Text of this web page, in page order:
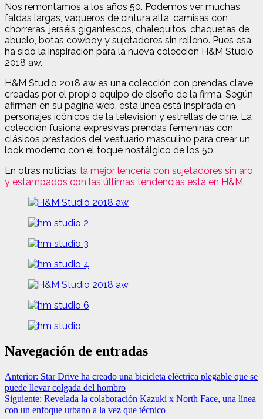
Nos remontamos a los años 50. Podemos ver muchas
faldas largas, vaqueros de cintura alta, camisas con
chorreras, jerséis gigantescos, chalequitos, chaquetas de
abuelo, botas cowboy y sujetadores sin relleno. Pues esa
ha sido la inspiración para la nueva colección H&M Studio
2018 aw.
H&M Studio 2018 aw es una colección con prendas clave,
creadas por el propio equipo de diseño de la firma. Según
afirman en su página web, esta línea está inspirada en
personajes icónicos de la televisión y estrellas de cine. La
colección fusiona expresivas prendas femeninas con
clásicos prestados del vestuario masculino para crear un
look moderno con el toque nostálgico de los 50.
En otras noticias, la mejor lencería con sujetadores sin aro
y estampados con las últimas tendencias está en H&M.
Navegación de entradas
Anterior: Star Drive ha creado una bicicleta eléctrica plegable que se
puede llevar colgada del hombro
Siguiente: Revelada la colaboración Kazuki x North Face, una línea
con un enfoque urbano a la vez que técnico